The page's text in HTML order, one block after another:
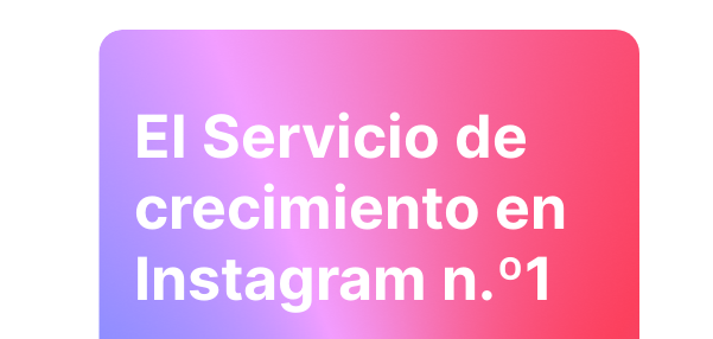
El Servicio de
crecimiento en
Instagram n.º1